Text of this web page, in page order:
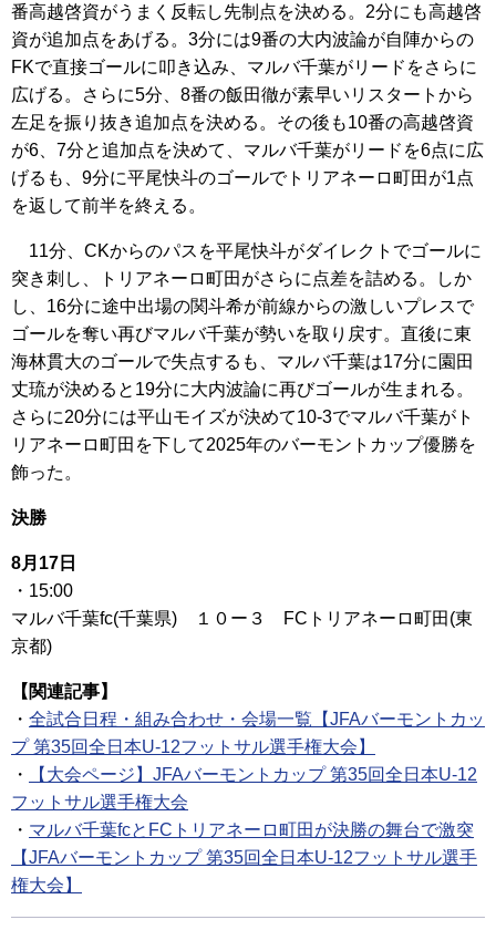
番高越啓資がうまく反転し先制点を決める。2分にも高越啓
資が追加点をあげる。3分には9番の大内波論が自陣からの
FKで直接ゴールに叩き込み、マルバ千葉がリードをさらに
広げる。さらに5分、8番の飯田徹が素早いリスタートから
左足を振り抜き追加点を決める。その後も10番の高越啓資
が6、7分と追加点を決めて、マルバ千葉がリードを6点に広
げるも、9分に平尾快斗のゴールでトリアネーロ町田が1点
を返して前半を終える。
11分、CKからのパスを平尾快斗がダイレクトでゴールに
突き刺し、トリアネーロ町田がさらに点差を詰める。しか
し、16分に途中出場の関斗希が前線からの激しいプレスで
ゴールを奪い再びマルバ千葉が勢いを取り戻す。直後に東
海林貫大のゴールで失点するも、マルバ千葉は17分に園田
丈琉が決めると19分に大内波論に再びゴールが生まれる。
さらに20分には平山モイズが決めて10-3でマルバ千葉がト
リアネーロ町田を下して2025年のバーモントカップ優勝を
飾った。
決勝
8月17日
・15:00
マルバ千葉fc(千葉県) １０ー３ FCトリアネーロ町田(東
京都)
【関連記事】
・ 全試合日程・組み合わせ・会場一覧【JFAバーモントカッ
プ 第35回全日本U-12フットサル選手権大会】
・
【大会ページ】JFAバーモントカップ 第35回全日本U-12
フットサル選手権大会
・ マルバ千葉fcとFCトリアネーロ町田が決勝の舞台で激突
【JFAバーモントカップ 第35回全日本U-12フットサル選手
権大会】